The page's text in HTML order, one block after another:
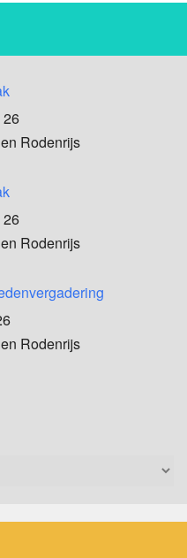
26
Rodenrijs
26
Rodenrijs
Rodenrijs